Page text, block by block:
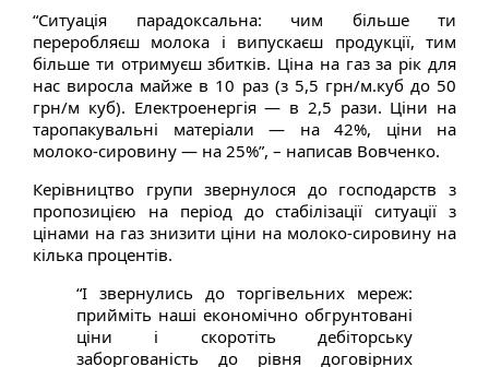
“Ситуація парадоксальна: чим більше ти
переробляєш молока і випускаєш продукції, тим
більше ти отримуєш збитків. Ціна на газ за рік для
нас виросла майже в 10 раз (з 5,5 грн/м.куб до 50
грн/м куб). Електроенергія — в 2,5 рази. Ціни на
таропакувальні матеріали — на 42%, ціни на
молоко-сировину — на 25%”, – написав Вовченко.
Керівництво групи звернулося до господарств з
пропозицією на період до стабілізації ситуації з
цінами на газ знизити ціни на молоко-сировину на
кілька процентів.
“І звернулись до торгівельних мереж:
прийміть наші економічно обгрунтовані
ціни і скоротіть дебіторську
заборгованість до рівня договірних